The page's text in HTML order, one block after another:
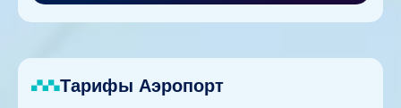
Тарифы Аэропорт